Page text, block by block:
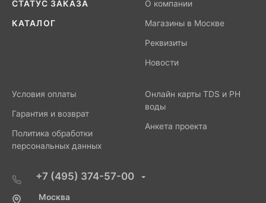
СТАТУС ЗАКАЗА
КАТАЛОГ
О компании
Магазины в Москве
Реквизиты
Новости
Условия оплаты
Гарантия и возврат
Политика обработки
персональных данных
Онлайн карты TDS и PH
воды
Анкета проекта
+7 (495) 374-57-00
Москва